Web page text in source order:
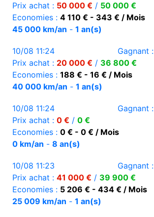
Prix achat : 50 000 € / 50 000 €
Economies : 4 110 € - 343 € / Mois
45 000 km/an - 1 an(s)
10/08 11:24 Gagnant :
Prix achat : 20 000 € / 36 800 €
Economies : 188 € - 16 € / Mois
40 000 km/an - 1 an(s)
10/08 11:24 Gagnant :
Prix achat : 0 € / 0 €
Economies : 0 € - 0 € / Mois
0 km/an - 8 an(s)
10/08 11:23 Gagnant :
Prix achat : 41 000 € / 39 900 €
Economies : 5 206 € - 434 € / Mois
25 009 km/an - 1 an(s)